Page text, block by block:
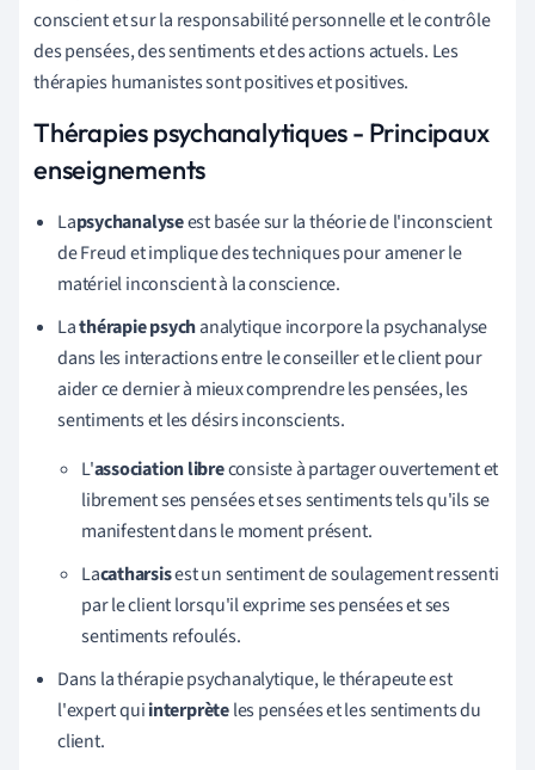
conscient et sur la responsabilité personnelle et le contrôle
des pensées, des sentiments et des actions actuels. Les
thérapies humanistes sont positives et positives.
Thérapies psychanalytiques - Principaux
enseignements
Lapsychanalyseestbasée sur la théorie de l'inconscient
de Freud et implique des techniques pour amener le
matériel inconscient à la conscience.
Lathérapie psychanalytique incorpore la psychanalyse
dans les interactions entre le conseiller et le client pour
aider ce dernier à mieux comprendre les pensées, les
sentiments et les désirs inconscients.
L'association libreconsiste à partager ouvertement et
librement ses pensées et ses sentiments tels qu'ils se
manifestent dans le moment présent.
Lacatharsisest unsentiment de soulagement ressenti
par le client lorsqu'il exprime ses pensées et ses
sentiments refoulés.
Dans la thérapie psychanalytique, le thérapeute est
l'expert quiinterprèteles pensées et les sentiments du
client.